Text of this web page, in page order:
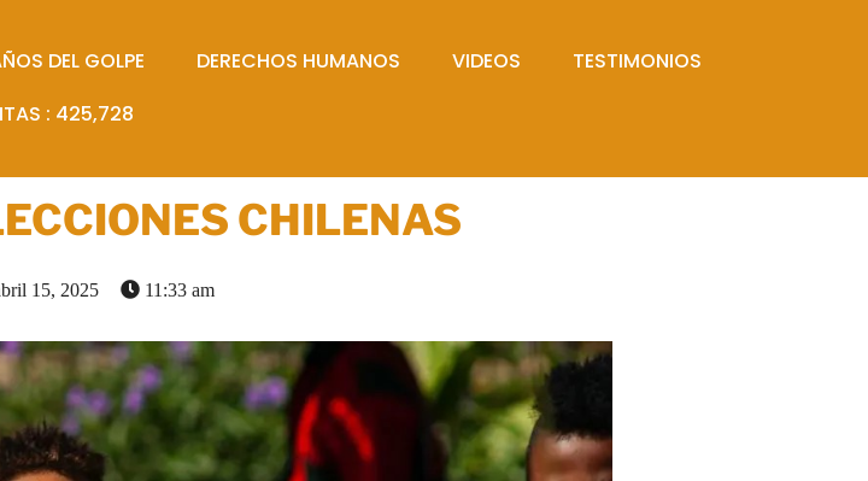
DEL GOLPE DERECHOS HUMANOS VIDEOS
TESTIMONIOS
: 425,728
CHILENAS
15, 2025 11:33 am